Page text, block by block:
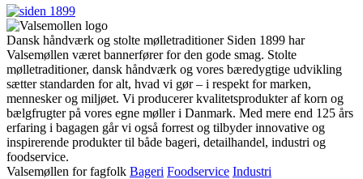
Dansk håndværk og stolte mølletraditioner Siden 1899 har
Valsemøllen været bannerfører for den gode smag. Stolte
mølletraditioner, dansk håndværk og vores bæredygtige udvikling
sætter standarden for alt, hvad vi gør – i respekt for marken,
mennesker og miljøet. Vi producerer kvalitetsprodukter af korn og
bælgfrugter på vores egne møller i Danmark. Med mere end 125 års
erfaring i bagagen går vi også forrest og tilbyder innovative og
inspirerende produkter til både bageri, detailhandel, industri og
foodservice.
Valsemøllen for fagfolk Bageri Foodservice Industri